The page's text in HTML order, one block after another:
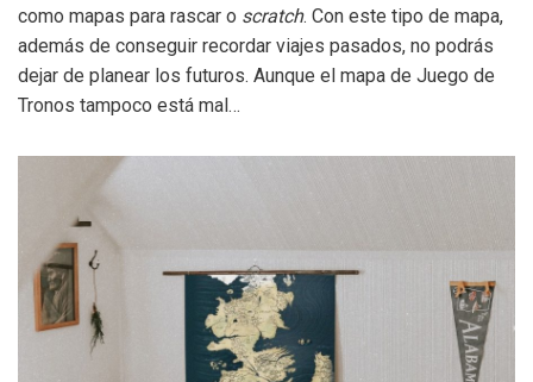
como mapas para rascar o scratch. Con este tipo de mapa,
además de conseguir recordar viajes pasados, no podrás
dejar de planear los futuros. Aunque el mapa de Juego de
Tronos tampoco está mal…